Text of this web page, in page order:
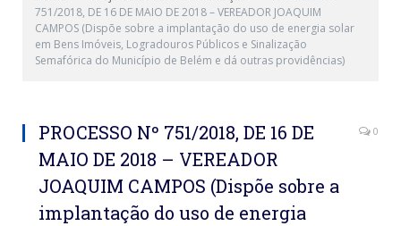
751/2018, DE 16 DE MAIO DE 2018 – VEREADOR JOAQUIM
CAMPOS (Dispõe sobre a implantação do uso de energia solar
em Bens Imóveis, Logradouros Públicos e Sinalização
Semafórica do Município de Belém e dá outras providências)
PROCESSO Nº 751/2018, DE 16 DE
MAIO DE 2018 – VEREADOR
JOAQUIM CAMPOS (Dispõe sobre a
implantação do uso de energia
0